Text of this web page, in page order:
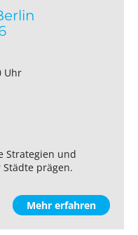
Uhr
Strategien und
prägen.
Mehr erfahren